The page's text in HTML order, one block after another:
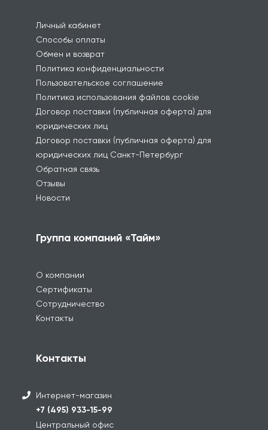
Личный кабинет
Способы оплаты
Обмен и возврат
Политика конфиденциальности
Пользовательское соглашение
Политика использования файлов cookie
Договор поставки (публичная оферта) для
юридических лиц
Договор поставки (публичная оферта) для
юридических лиц Санкт-Петербург
Обратная связь
Отзывы
Новости
Группа компаний «Тайм»
О компании
Сертификаты
Сотрудничество
Контакты
Контакты
Интернет-магазин
+7 (495) 933-15-99
Центральный офис